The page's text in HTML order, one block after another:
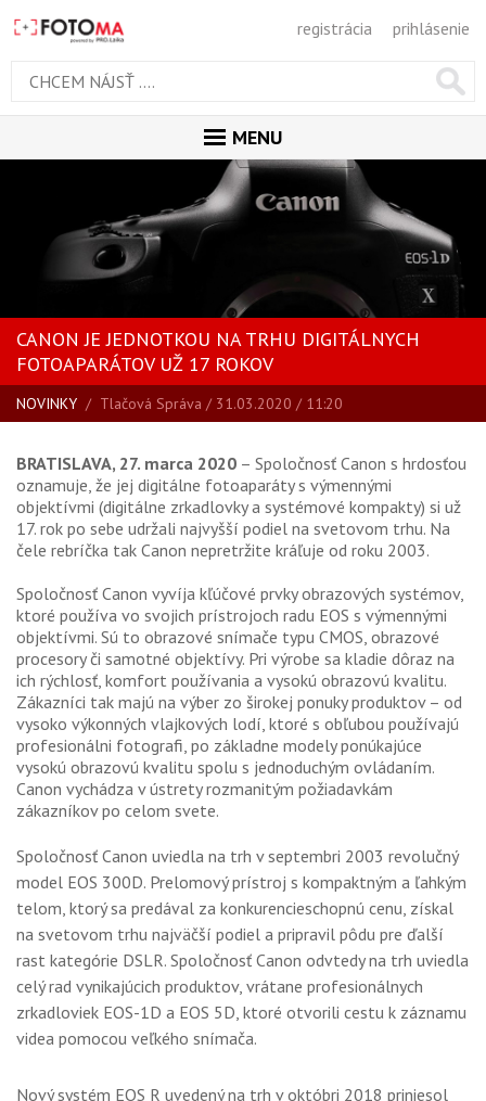
registrácia prihlásenie
MENU
ÚVOD
MAGAZÍN
RECENZIE
NOVINKY
BLOG
SPRIEVODCA KÚPOU
ŠKOLA FOTOGRAFIE
GALÉRIA
PORADŇA
SÚŤAŽE
KALENDÁR AKCIÍ
WORKSHOPY
OBCHOD
CANON JE JEDNOTKOU NA TRHU DIGITÁLNYCH
FOTOAPARÁTOV UŽ 17 ROKOV
NOVINKY / Tlačová Správa / 31.03.2020 / 11:20
BRATISLAVA, 27. marca 2020 – Spoločnosť Canon s hrdosťou
oznamuje, že jej digitálne fotoaparáty s výmennými
objektívmi (digitálne zrkadlovky a systémové kompakty) si už
17. rok po sebe udržali najvyšší podiel na svetovom trhu. Na
čele rebríčka tak Canon nepretržite kráľuje od roku 2003.
Spoločnosť Canon vyvíja kľúčové prvky obrazových systémov,
ktoré používa vo svojich prístrojoch radu EOS s výmennými
objektívmi. Sú to obrazové snímače typu CMOS, obrazové
procesory či samotné objektívy. Pri výrobe sa kladie dôraz na
ich rýchlosť, komfort používania a vysokú obrazovú kvalitu.
Zákazníci tak majú na výber zo širokej ponuky produktov – od
vysoko výkonných vlajkových lodí, ktoré s obľubou používajú
profesionálni fotografi, po základne modely ponúkajúce
vysokú obrazovú kvalitu spolu s jednoduchým ovládaním.
Canon vychádza v ústrety rozmanitým požiadavkám
zákazníkov po celom svete.
Spoločnosť Canon uviedla na trh v septembri 2003 revolučný
model EOS 300D. Prelomový prístroj s kompaktným a ľahkým
telom, ktorý sa predával za konkurencieschopnú cenu, získal
na svetovom trhu najväčší podiel a pripravil pôdu pre ďalší
rast kategórie DSLR. Spoločnosť Canon odvtedy na trh uviedla
celý rad vynikajúcich produktov, vrátane profesionálnych
zrkadloviek EOS-1D a EOS 5D, ktoré otvorili cestu k záznamu
videa pomocou veľkého snímača.
Nový systém EOS R uvedený na trh v októbri 2018 priniesol